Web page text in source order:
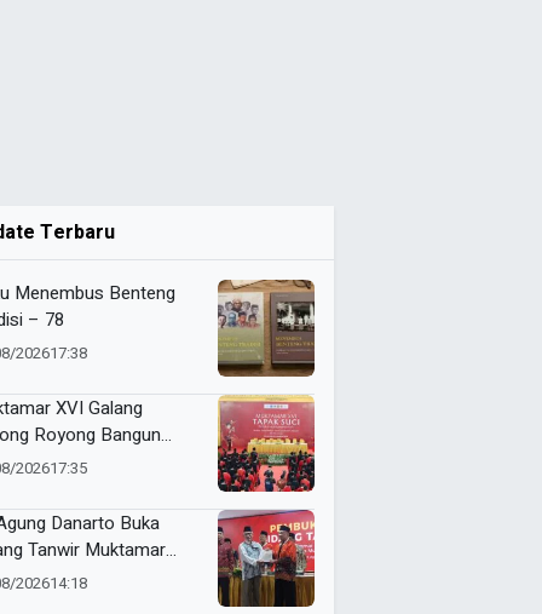
Terbaru
Menembus Benteng
– 78
202617:38
XVI Galang
Royong Bangun
Tapak Suci Rp 20
202617:35
Danarto Buka
Tanwir Muktamar
Suci: “Tapak Suci
202614:18